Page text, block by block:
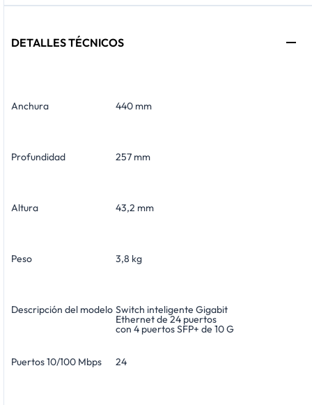
DETALLES TÉCNICOS
Anchura 440 mm
Profundidad 257 mm
Altura 43,2 mm
Peso 3,8 kg
Descripción del modelo Switch inteligente Gigabit
Ethernet de 24 puertos
con 4 puertos SFP+ de 10 G
Puertos 10/100 Mbps 24